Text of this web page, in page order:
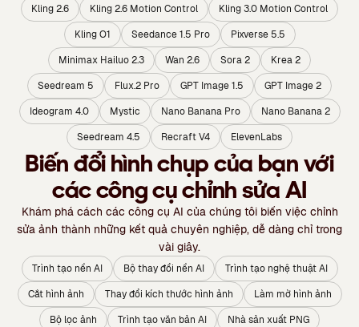
Kling 2.6
Kling 2.6 Motion Control
Kling 3.0 Motion Control
Kling O1
Seedance 1.5 Pro
Pixverse 5.5
Minimax Hailuo 2.3
Wan 2.6 Sora 2
Krea 2
Seedream 5
Flux.2 Pro GPT Image 1.5
GPT Image 2
Ideogram 4.0
Mystic Nano Banana Pro
Nano Banana 2
Seedream 4.5
Recraft V4 ElevenLabs
Biến đổi hình chụp của bạn với
các công cụ chỉnh sửa AI
Khám phá cách các công cụ AI của chúng tôi biến việc chỉnh
sửa ảnh thành những kết quả chuyên nghiệp, dễ dàng chỉ trong
vài giây.
Trình tạo nền AI Bộ thay đổi nền AI
Trình tạo nghệ thuật AI
Cắt hình ảnh
Thay đổi kích thước hình ảnh
Làm mờ hình ảnh
Bộ lọc ảnh
Trình tạo văn bản AI
Nhà sản xuất PNG